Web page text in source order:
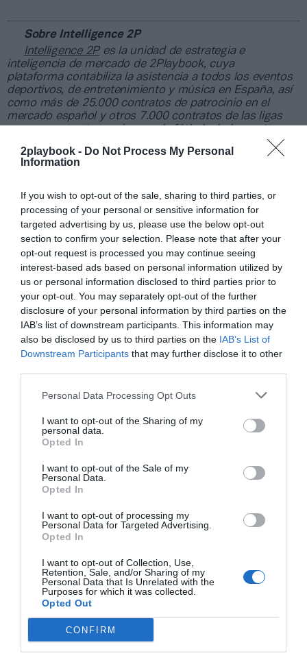
2playbook - Do Not Process My Personal
Information
If you wish to opt-out of the sale, sharing to third parties, or
processing of your personal or sensitive information for
targeted advertising by us, please use the below opt-out
section to confirm your selection. Please note that after your
opt-out request is processed you may continue seeing
interest-based ads based on personal information utilized by
us or personal information disclosed to third parties prior to
your opt-out. You may separately opt-out of the further
disclosure of your personal information by third parties on the
IAB’s list of downstream participants. This information may
also be disclosed by us to third parties on the IAB’s List of
Downstream Participants that may further disclose it to other
Personal Data Processing Opt Outs
I want to opt-out of the Sharing of my
personal data.
Opted In
I want to opt-out of the Sale of my
Personal Data.
Opted In
I want to opt-out of processing my
Personal Data for Targeted Advertising.
Opted In
I want to opt-out of Collection, Use,
Retention, Sale, and/or Sharing of my
Personal Data that Is Unrelated with the
Purposes for which it was collected.
Opted Out
CONFIRM
ITF
Sobre Intelligence 2P
Intelligence 2Pes la unidad de estrategia e
inteligencia de mercado de 2Playbook, cuya
plataforma contabiliza la asistencia a todos los eventos
deportivos, de entretenimiento y música en España, así
como más de 25.000 contratos de patrocinio en el
mercado español y otros 7.000 contratos de las ligas
segmentados por competición, tipología de activos,
marcas, categorías de producto y valor económico
aproximado de cada acuerdo. Si quieres más
deintelligence@2playbook.com.
Añadir2Playbookcomo fuente preferida de Google
de forma gratuita
Mantente informado con las últimas noticias de actualidad.
ACTIVAR AHORA
Imprimir
Publicidad
2Playbook Club2P